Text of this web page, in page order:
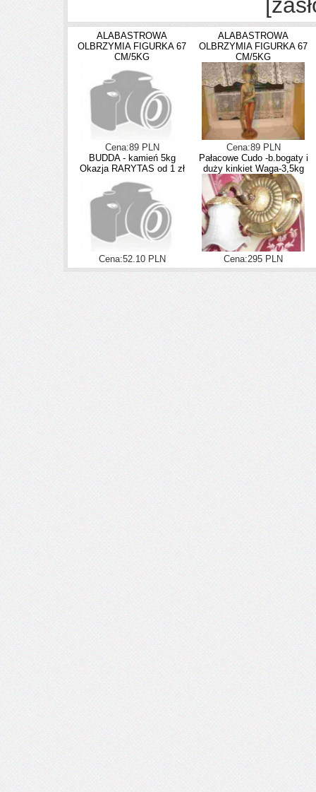
ALABASTROWA
OLBRZYMIA FIGURKA 67
CM/5KG
Cena:89 PLN
ALABASTROWA
OLBRZYMIA FIGURKA 67
CM/5KG
Cena:89 PLN
BUDDA - kamień 5kg
Okazja RARYTAS od 1 zł
Cena:52.10 PLN
Pałacowe Cudo -b.bogaty i
duży kinkiet Waga-3,5kg
Cena:295 PLN